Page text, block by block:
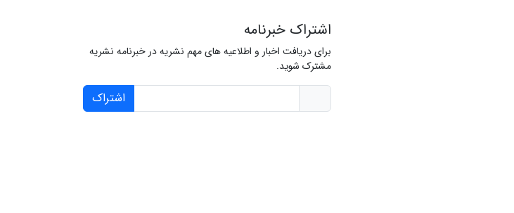
اشتراک خبرنامه
برای دریافت اخبار و اطلاعیه های مهم نشریه در خبرنامه نشریه
مشترک شوید.
اشتراک